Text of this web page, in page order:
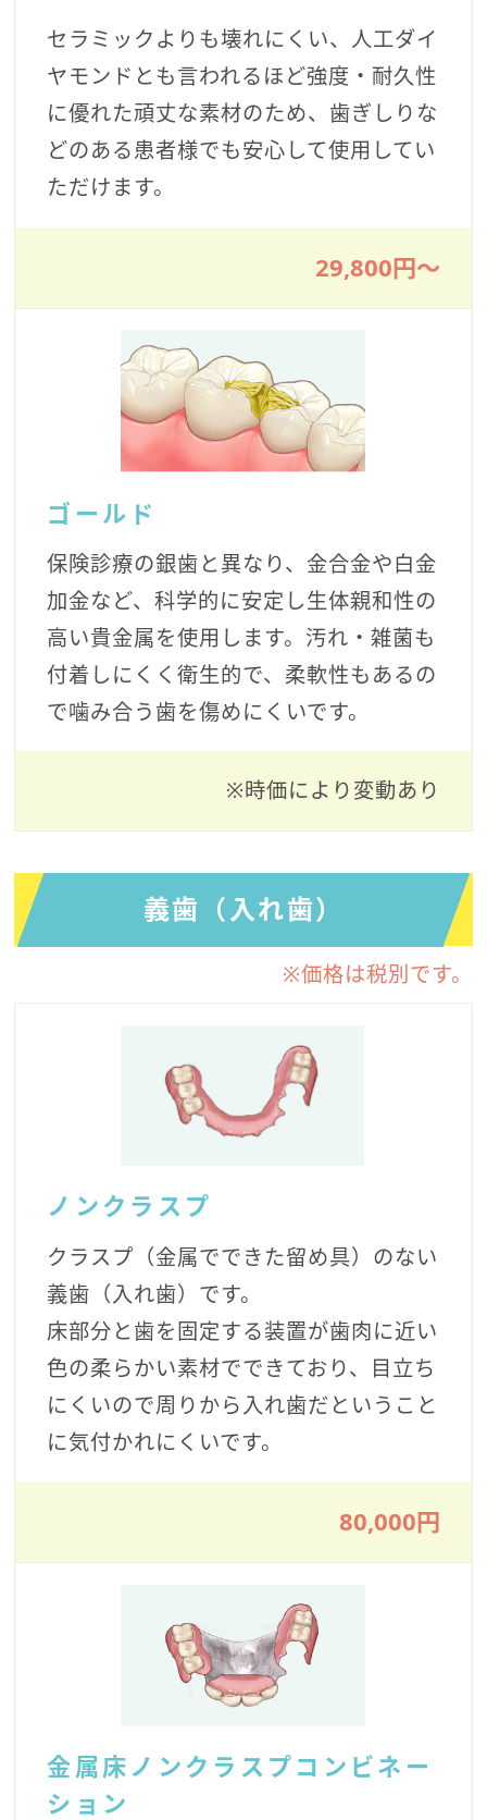
セラミックよりも壊れにくい、人工ダイ
ヤモンドとも言われるほど強度・耐久性
に優れた頑丈な素材のため、歯ぎしりな
どのある患者様でも安心して使用してい
ただけます。
29,800円〜
ゴールド
保険診療の銀歯と異なり、金合金や白金
加金など、科学的に安定し生体親和性の
高い貴金属を使用します。汚れ・雑菌も
付着しにくく衛生的で、柔軟性もあるの
で噛み合う歯を傷めにくいです。
※時価により変動あり
義歯（入れ歯）
※価格は税別です。
ノンクラスプ
クラスプ（金属でできた留め具）のない
義歯（入れ歯）です。
床部分と歯を固定する装置が歯肉に近い
色の柔らかい素材でできており、目立ち
にくいので周りから入れ歯だということ
に気付かれにくいです。
80,000円
金属床ノンクラスプコンビネー
ション